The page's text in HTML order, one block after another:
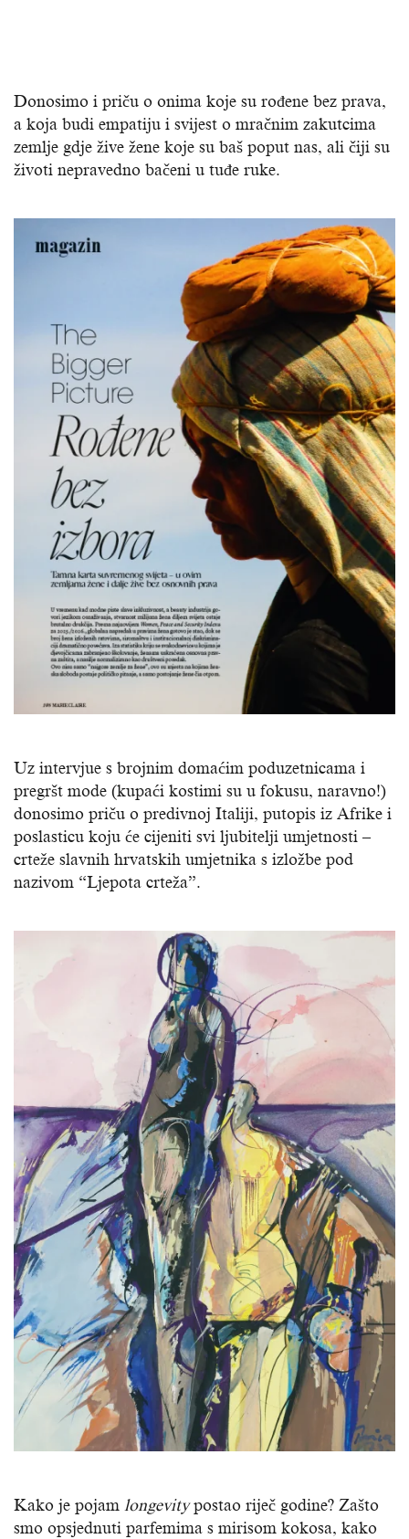
Donosimo i priču o onima koje su rođene bez prava,
a koja budi empatiju i svijest o mračnim zakutcima
zemlje gdje žive žene koje su baš poput nas, ali čiji su
životi nepravedno bačeni u tuđe ruke.
Uz intervjue s brojnim domaćim poduzetnicama i
pregršt mode (kupaći kostimi su u fokusu, naravno!)
donosimo priču o predivnoj Italiji, putopis iz Afrike i
poslasticu koju će cijeniti svi ljubitelji umjetnosti –
crteže slavnih hrvatskih umjetnika s izložbe pod
nazivom “Ljepota crteža”.
Kako je pojam longevitypostao riječ godine? Zašto
smo opsjednuti parfemima s mirisom kokosa, kako